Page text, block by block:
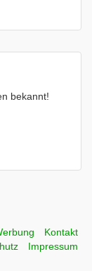
bekannt!
Kontakt
Impressum